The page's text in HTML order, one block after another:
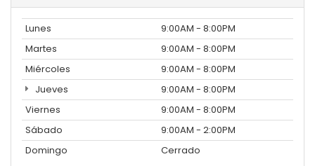
Lunes
9:00AM - 8:00PM
Martes
9:00AM - 8:00PM
Miércoles
9:00AM - 8:00PM
Jueves
9:00AM - 8:00PM
Viernes
9:00AM - 8:00PM
Sábado
9:00AM - 2:00PM
Domingo
Cerrado